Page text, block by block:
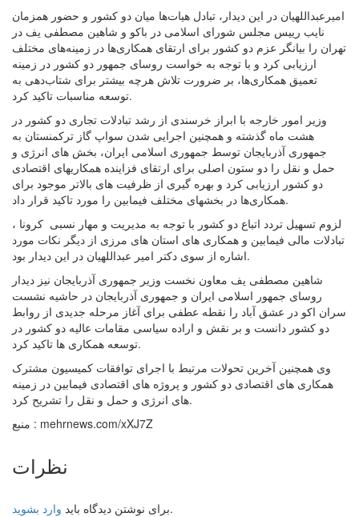
امیرعبداللهیان در این دیدار، تبادل هیات‌ها میان دو کشور و حضور همزمان
نایب رییس مجلس شورای اسلامی در باکو و شاهین مصطفی یف در
تهران را بیانگر عزم دو کشور برای ارتقای همکاری‌ها در زمینه‌های مختلف
ارزیابی کرد و با توجه به خواست روسای جمهور دو کشور در زمینه
تعمیق همکاری‌ها، بر ضرورت تلاش هرچه بیشتر برای شتاب‌دهی به
توسعه مناسبات تاکید کرد.
وزیر امور خارجه با ابراز خرسندی از رشد تبادلات تجاری دو کشور در
هشت ماه گذشته و همچنین اجرایی شدن سواپ گاز ترکمنستان به
جمهوری آذربایجان توسط جمهوری اسلامی ایران، بخش های انرژی و
حمل و نقل را دو ستون اصلی برای ارتقای فزاینده همکاریهای اقتصادی
دو کشور ارزیابی کرد و بهره گیری از ظرفیت های بالاتر موجود برای
همکاری‌ها در بخشهای مختلف فیمابین را مورد تاکید قرار داد.
لزوم تسهیل تردد اتباع دو کشور با توجه به مدیریت و مهار نسبی کرونا ،
تبادلات مالی فیمابین و همکاری های استان های مرزی از دیگر نکات مورد
اشاره از سوی دکتر امیر عبداللهیان در این دیدار بود.
شاهین مصطفی یف معاون نخست وزیر جمهوری آذربایجان نیز دیدار
روسای جمهور اسلامی ایران و جمهوری آذربایجان در حاشیه نشست
سران اکو در عشق آباد را نقطه عطفی برای آغاز مرحله جدیدی از روابط
دو کشور دانست و بر نقش و اراده سیاسی مقامات عالیه دو کشور در
توسعه همکاری ها تاکید کرد.
وی همچنین آخرین تحولات مرتبط با اجرای توافقات کمیسیون مشترک
همکاری های اقتصادی دو کشور و پروژه های اقتصادی فیمابین در زمینه
های انرژی و حمل و نقل را تشریح کرد.
منبع : mehrnews.com/xXJ7Z
نظرات
برای نوشتن دیدگاه باید وارد بشوید .